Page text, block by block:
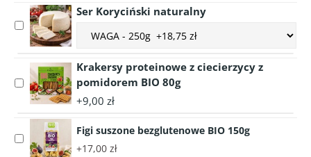
215g
Musztarda
Sarepska
275g
Select
accessory
Koryciński
naturalny
Ser Koryciński naturalny
Choose
accessory
Ser
Koryciński
naturalny
Select
accessory
proteinowe
Krakersy proteinowe z ciecierzycy z
pomidorem BIO 80g
+9,00 zł
Select
accessory
Figi suszone bezglutenowe BIO 150g
+17,00 zł